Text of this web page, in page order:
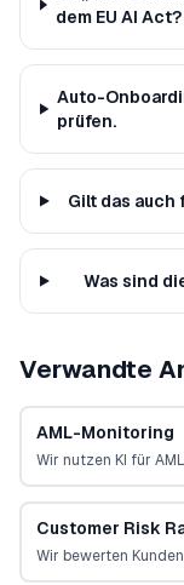
dem EU AI Act?
Auto-
prüfen.
Gilt das
Was sind
Verwandte
AML-Monitoring
Wir nutzen KI für
Customer Risk
Wir bewerten